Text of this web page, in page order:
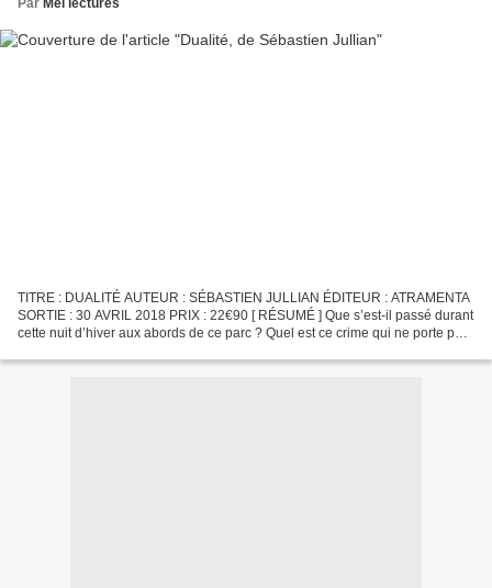
Par Mel lectures
TITRE : DUALITÉ AUTEUR : SÉBASTIEN JULLIAN ÉDITEUR : ATRAMENTA
SORTIE : 30 AVRIL 2018 PRIX : 22€90 [ RÉSUMÉ ] Que s’est-il passé durant
cette nuit d’hiver aux abords de ce parc ? Quel est ce crime qui ne porte pas